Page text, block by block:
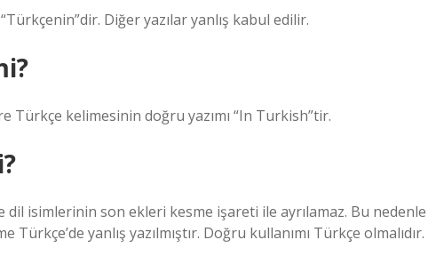
Diğer yazılar yanlış kabul edilir.
Türkçe kelimesinin doğru yazımı “In Turkish”tir.
isimlerinin son ekleri kesme işareti ile ayrılamaz. Bu nedenle
yanlış yazılmıştır. Doğru kullanımı Türkçe olmalıdır.